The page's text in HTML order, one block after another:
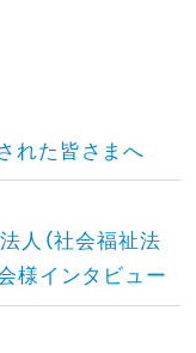
れた皆さまへ
人（社会福祉法
様インタビュー